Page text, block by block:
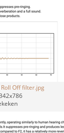
Off filter.jpg